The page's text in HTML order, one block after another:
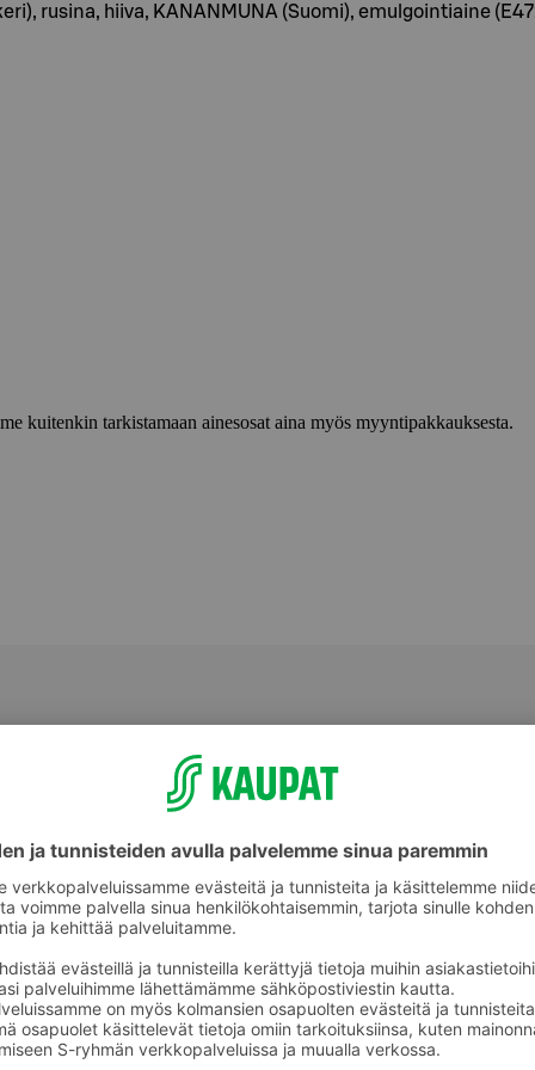
rusina, hiiva, KANANMUNA (Suomi), emulgointiaine
kuitenkin tarkistamaan ainesosat aina myös myyntipakkauksesta.
Makeat leivonnaiset